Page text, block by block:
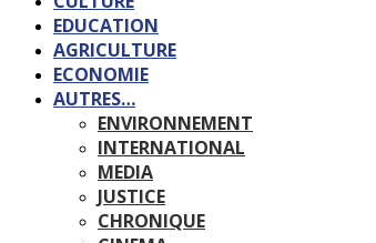
EDUCATION
AGRICULTURE
ECONOMIE
AUTRES…
ENVIRONNEMENT
INTERNATIONAL
MEDIA
JUSTICE
CHRONIQUE